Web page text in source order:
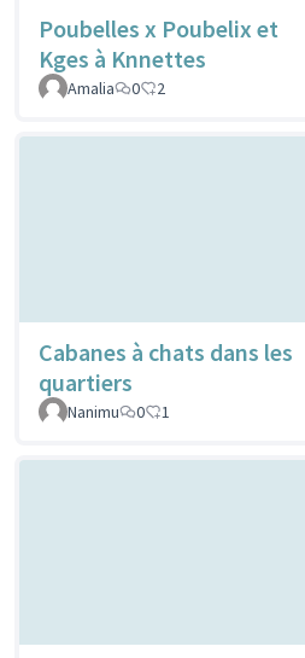
Poubelles x Poubelix et
Kges à Knnettes
Amalia
0 2
Cabanes à chats dans les
quartiers
Nanimu
0 1